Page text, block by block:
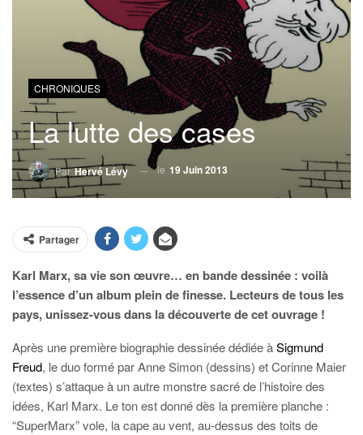
CHRONIQUES
La lutte des cases
ParHervé Lévy le 19 Juin 2013
Partager
Karl Marx, sa vie son œuvre… en bande dessinée : voilà
l’essence d’un album plein de finesse. Lecteurs de tous les
pays, unissez-vous dans la découverte de cet ouvrage !
Après une première biographie dessinée dédiée àSigmund
Freud, le duo formé par Anne Simon (dessins) et Corinne Maier
(textes) s’attaque à un autre monstre sacré de l’histoire des
idées, Karl Marx. Le ton est donné dès la première planche :
“SuperMarx” vole, la cape au vent, au-dessus des toits de